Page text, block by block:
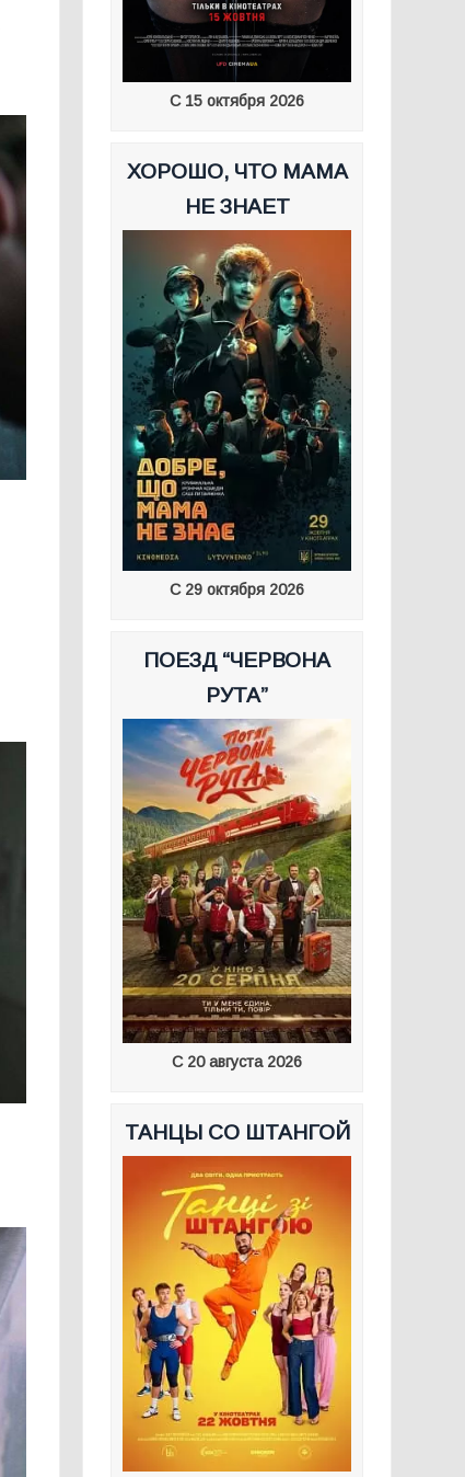
С 15 октября 2026
ХОРОШО, ЧТО МАМА
НЕ ЗНАЕТ
С 29 октября 2026
ПОЕЗД “ЧЕРВОНА
РУТА”
С 20 августа 2026
ТАНЦЫ СО ШТАНГОЙ